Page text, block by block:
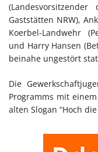
Gaststätten NRW),
Koerbel-Landwehr
und Harry Hansen
beinahe ungestört
Die
Programms mit
alten Slogan “Hoch